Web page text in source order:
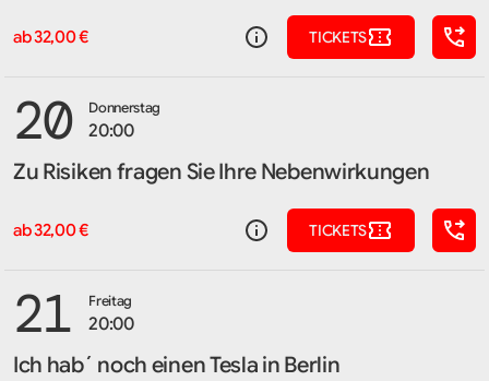
ab 32,00 € TICKETS
20 Donnerstag
20:00
Zu Risiken fragen Sie Ihre Nebenwirkungen
ab 32,00 € TICKETS
21 Freitag
20:00
Ich hab´ noch einen Tesla in Berlin